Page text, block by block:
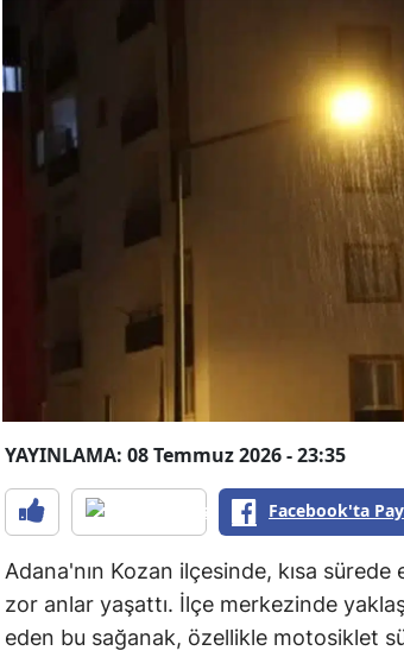
YAYINLAMA: 08 Temmuz 2026 - 23:35
Facebook'ta
Adana'nın Kozan ilçesinde, kısa
zor anlar yaşattı. İlçe merkezinde
eden bu sağanak, özellikle motosiklet